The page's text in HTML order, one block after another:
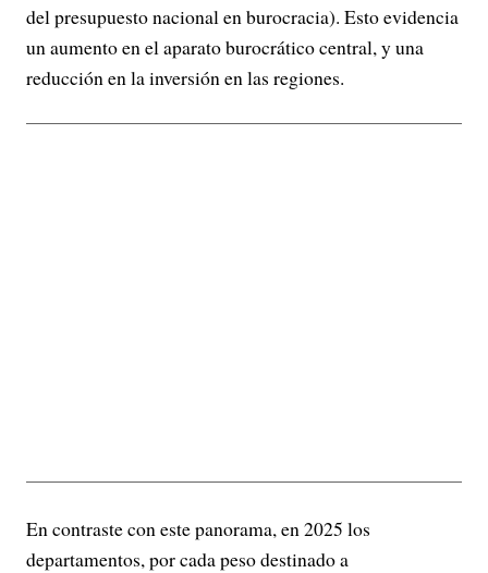
del presupuesto nacional en burocracia). Esto evidencia
un aumento en el aparato burocrático central, y una
reducción en la inversión en las regiones.
En contraste con este panorama, en 2025 los
departamentos, por cada peso destinado a